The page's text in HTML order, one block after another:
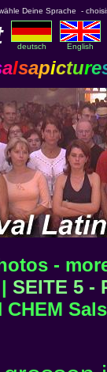
Deine Sprache -
deutsch English
alsapicture
-
SEITE 5 -
CHEM